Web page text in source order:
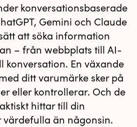
konversationsbaserade
Gemini och Claude
att söka information
– från webbplats till AI-
konversation. En växande
ditt varumärke sker på
eller kontrollerar. Och de
hittar till din
än någonsin.